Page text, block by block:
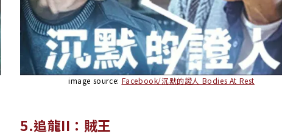
image source: Facebook/沉默的證人 Bodies At Rest
5.追龍II：賊王